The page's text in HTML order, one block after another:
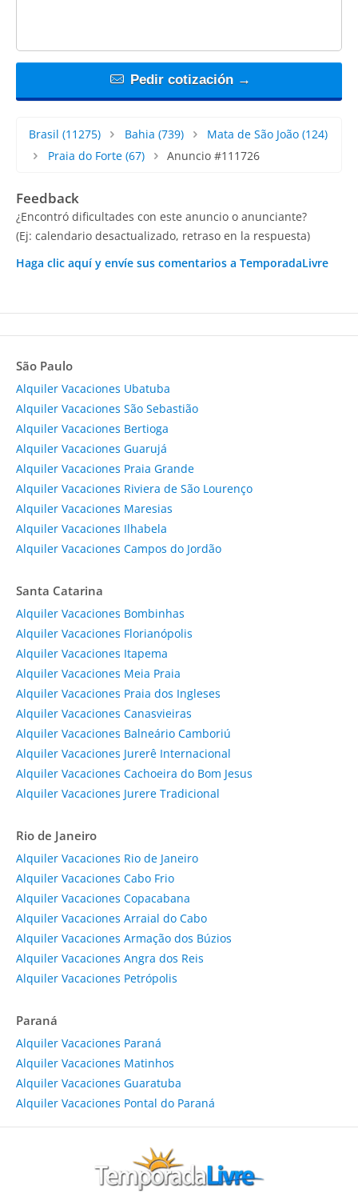
Pedir cotización →
Brasil (11275) Bahia (739) Mata de São João (124)
Praia do Forte(67) Anuncio #111726
Feedback
¿Encontró dificultades con este anuncio o anunciante?
(Ej: calendario desactualizado, retraso en la respuesta)
Haga clic aquí y envíe sus comentarios a TemporadaLivre
São Paulo
Alquiler Vacaciones Ubatuba
Alquiler Vacaciones São Sebastião
Alquiler Vacaciones Bertioga
Alquiler Vacaciones Guarujá
Alquiler Vacaciones Praia Grande
Alquiler Vacaciones Riviera de São Lourenço
Alquiler Vacaciones Maresias
Alquiler Vacaciones Ilhabela
Alquiler Vacaciones Campos do Jordão
Santa Catarina
Alquiler Vacaciones Bombinhas
Alquiler Vacaciones Florianópolis
Alquiler Vacaciones Itapema
Alquiler Vacaciones Meia Praia
Alquiler Vacaciones Praia dos Ingleses
Alquiler Vacaciones Canasvieiras
Alquiler Vacaciones Balneário Camboriú
Alquiler Vacaciones Jurerê Internacional
Alquiler Vacaciones Cachoeira do Bom Jesus
Alquiler Vacaciones Jurere Tradicional
Rio de Janeiro
Alquiler Vacaciones Rio de Janeiro
Alquiler Vacaciones Cabo Frio
Alquiler Vacaciones Copacabana
Alquiler Vacaciones Arraial do Cabo
Alquiler Vacaciones Armação dos Búzios
Alquiler Vacaciones Angra dos Reis
Alquiler Vacaciones Petrópolis
Paraná
Alquiler Vacaciones Paraná
Alquiler Vacaciones Matinhos
Alquiler Vacaciones Guaratuba
Alquiler Vacaciones Pontal do Paraná